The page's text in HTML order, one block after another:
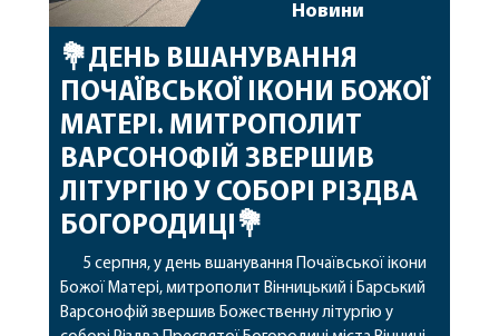
Новини
💐ДЕНЬ ВШАНУВАННЯ
ПОЧАЇВСЬКОЇ ІКОНИ БОЖОЇ
МАТЕРІ. МИТРОПОЛИТ
ВАРСОНОФІЙ ЗВЕРШИВ
ЛІТУРГІЮ У СОБОРІ РІЗДВА
БОГОРОДИЦІ💐
5 серпня, у день вшанування Почаївської ікони
Божої Матері, митрополит Вінницький і Барський
Варсонофій звершив Божественну літургію у